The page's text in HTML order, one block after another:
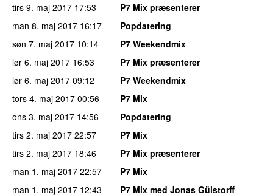
tirs 9. maj 2017 17:53
P7 Mix præsenterer
man 8. maj 2017 16:17
Popdatering
søn 7. maj 2017 10:14
P7 Weekendmix
lør 6. maj 2017 16:53
P7 Mix præsenterer
lør 6. maj 2017 09:12
P7 Weekendmix
tors 4. maj 2017 00:56
P7 Mix
ons 3. maj 2017 14:56
Popdatering
tirs 2. maj 2017 22:57
P7 Mix
tirs 2. maj 2017 18:46
P7 Mix præsenterer
man 1. maj 2017 22:57
P7 Mix
man 1. maj 2017 12:43 P7 Mix med Jonas Gülstorff